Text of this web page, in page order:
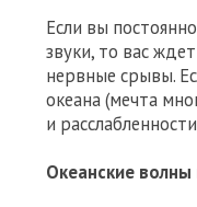
Если вы
звуки, то вас
нервные срывы.
океана (мечта
и
Океанские